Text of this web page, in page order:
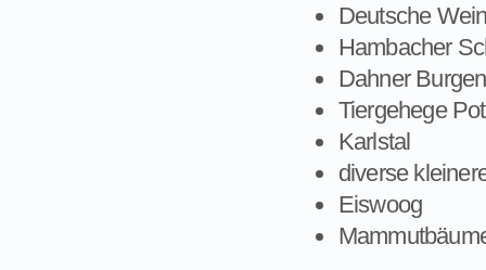
Deutsche
Hambacher
Dahner
Tiergehege
Karlstal
diverse
Eiswoog